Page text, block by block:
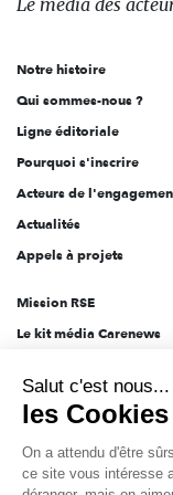
l'engagement
Le média des
Notre histoire
Qui sommes-nous ?
Ligne éditoriale
Pourquoi s'inscrire
Acteurs de
Actualités
Appels à projets
Mission RSE
Le kit média Carenews
AEF info
Novethic
PRODURABLE
Inclusiv Day
Salut c'est nous...
les Cookies
On a attendu d'être
ce site vous intéresse